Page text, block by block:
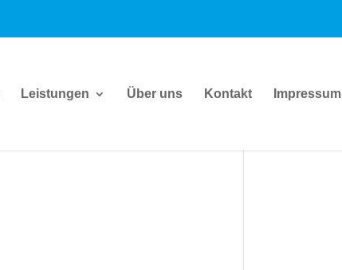
Leistungen Über uns Kontakt Impressum